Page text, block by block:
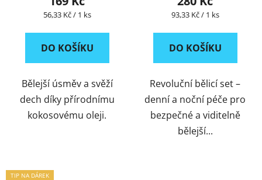
Měrná
56,33 Kč / 1 ks
DO KOŠÍKU
Bělejší úsměv a svěží
dech díky přírodnímu
kokosovému oleji.
Měrná
93,33 Kč / 1 ks
DO KOŠÍKU
Revoluční bělicí set –
denní a noční péče pro
bezpečné a viditelně
bělejší...
TIP NA DÁREK